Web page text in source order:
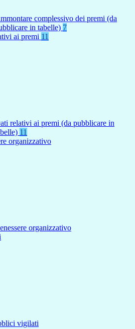
complessivo dei premi (da
in tabelle) 7
ai premi 11
relativi ai premi (da pubblicare in
11
organizzativo
organizzativo
vigilati